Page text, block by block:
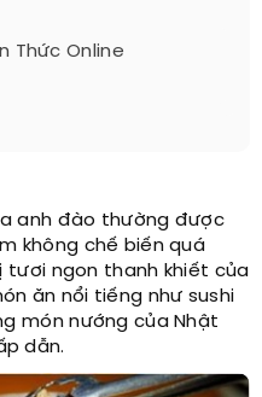
Thức Online
anh đào thường được
không chế biến quá
tươi ngon thanh khiết của
ăn nổi tiếng như sushi
món nướng của Nhật
dẫn.